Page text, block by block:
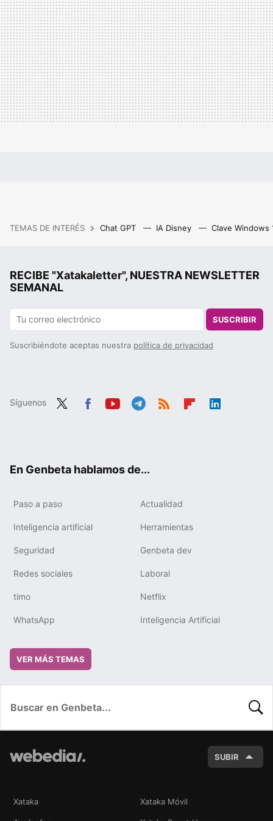
TEMAS DE INTERÉS Chat GPT IA Disney Clave Windows
RECIBE "Xatakaletter", NUESTRA NEWSLETTER
SEMANAL
SUSCRIBIR
Suscribiéndote aceptas nuestra política de privacidad
Síguenos
En Genbeta hablamos de...
Paso a paso Actualidad
Inteligencia artificial Herramientas
Seguridad Genbeta dev
Redes sociales Laboral
timo Netflix
WhatsApp Inteligencia Artificial
VER MÁS TEMAS
SUBIR
Xataka Xataka Móvil